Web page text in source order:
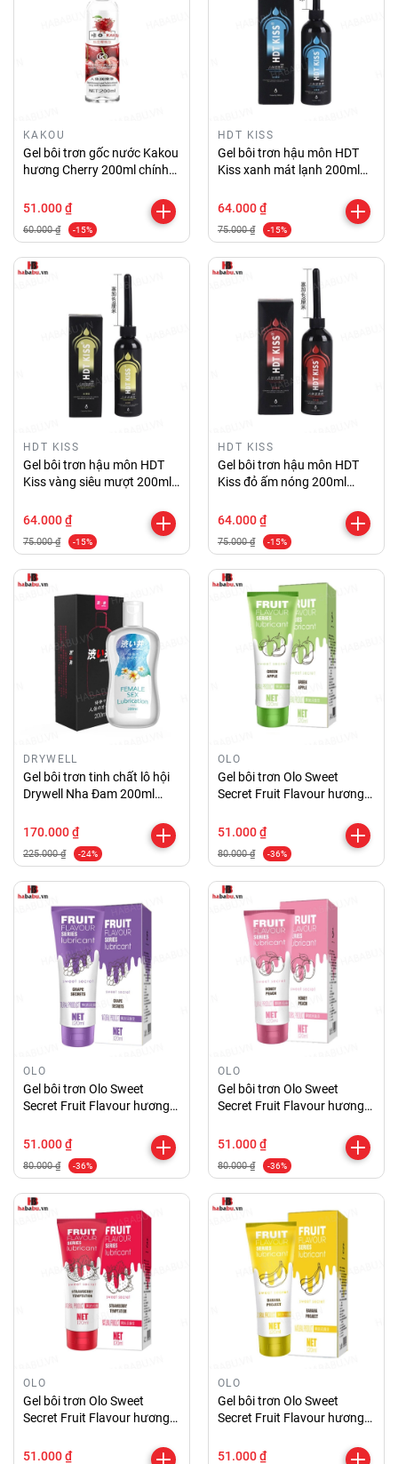
KAKOU
Gel bôi trơn gốc nước Kakou
hương Cherry 200ml chính
51.000 ₫
60.000 ₫ -15%
HDT KISS
Gel bôi trơn hậu môn HDT
Kiss xanh mát lạnh 200ml
64.000 ₫
75.000 ₫ -15%
HDT KISS
Gel bôi trơn hậu môn HDT
Kiss vàng siêu mượt 200ml
64.000 ₫
75.000 ₫ -15%
HDT KISS
Gel bôi trơn hậu môn HDT
Kiss đỏ ấm nóng 200ml
64.000 ₫
75.000 ₫ -15%
DRYWELL
Gel bôi trơn tinh chất lô hội
Drywell Nha Đam 200ml
170.000 ₫
225.000 ₫ -24%
OLO
Gel bôi trơn Olo Sweet
Secret Fruit Flavour hương
51.000 ₫
80.000 ₫ -36%
OLO
Gel bôi trơn Olo Sweet
Secret Fruit Flavour hương
51.000 ₫
80.000 ₫ -36%
OLO
Gel bôi trơn Olo Sweet
Secret Fruit Flavour hương
51.000 ₫
80.000 ₫ -36%
OLO
Gel bôi trơn Olo Sweet
Secret Fruit Flavour hương
51.000 ₫
OLO
Gel bôi trơn Olo Sweet
Secret Fruit Flavour hương
51.000 ₫